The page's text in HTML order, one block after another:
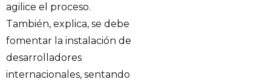
agilice el proceso.
También, explica, se debe
fomentar la instalación de
desarrolladores
internacionales, sentando